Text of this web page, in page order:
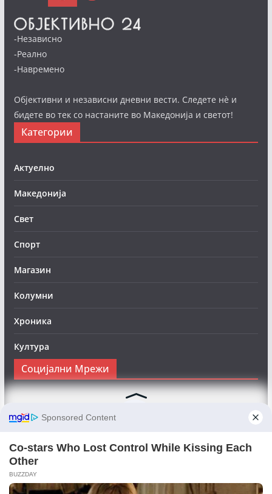
-Независно
-Реално
-Навремено
Објективни и независни дневни вести. Следете нè и
бидете во тек со настаните во Македонија и светот!
Категории
Актуелно
Македонија
Свет
Спорт
Магазин
Колумни
Хроника
Култура
Социјални Мрежи
Следете нè на Фејсбук за да сте во тек со најновите